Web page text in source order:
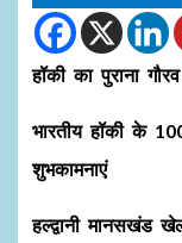
हॉकी का पुराना
भारतीय हॉकी के
शुभकामनाएं
हल्द्वानी मानसखंड